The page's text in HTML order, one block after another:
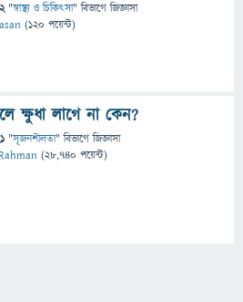
"স্বাস্থ্য ও চিকিৎসা" বিভাগে জিজ্ঞাসা
(120 পয়েন্ট)
ক্ষুধা লাগে না কেন?
"সৃজনশীলতা" বিভাগে জিজ্ঞাসা
(28,740 পয়েন্ট)